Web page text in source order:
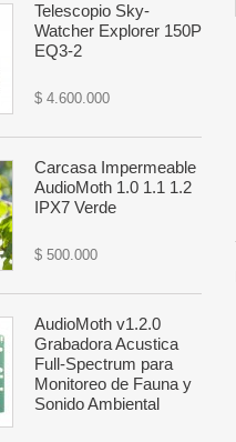
Telescopio Sky-
Watcher Explorer 150P
EQ3-2
$ 4.600.000
Carcasa Impermeable
AudioMoth 1.0 1.1 1.2
IPX7 Verde
$ 500.000
AudioMoth v1.2.0
Grabadora Acustica
Full-Spectrum para
Monitoreo de Fauna y
Sonido Ambiental